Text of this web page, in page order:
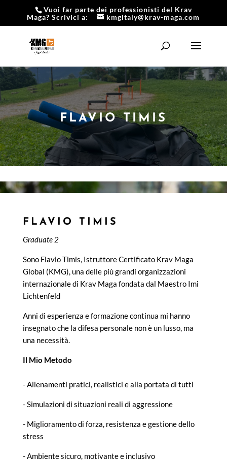
Vuoi far parte dei professionisti del Krav
Maga? Scrivici a:
kmgitaly@krav-maga.com
FLAVIO TIMIS
FLAVIO TIMIS
Graduate 2
Sono Flavio Timis, Istruttore Certificato Krav Maga
Global (KMG), una delle più grandi organizzazioni
internazionale di Krav Maga fondata dal Maestro Imi
Lichtenfeld
Anni di esperienza e formazione continua mi hanno
insegnato che la difesa personale non è un lusso, ma
una necessità.
Il Mio Metodo
- Allenamenti pratici, realistici e alla portata di tutti
- Simulazioni di situazioni reali di aggressione
- Miglioramento di forza, resistenza e gestione dello
stress
- Ambiente sicuro, motivante e inclusivo